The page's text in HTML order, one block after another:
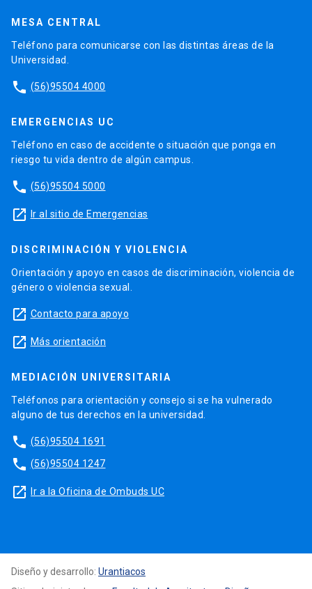
MESA CENTRAL
Teléfono para comunicarse con las distintas áreas de la
Universidad.
phone (56)95504 4000
EMERGENCIAS UC
Teléfono en caso de accidente o situación que ponga en
riesgo tu vida dentro de algún campus.
phone (56)95504 5000
launch Ir al sitio de Emergencias
DISCRIMINACIÓN Y VIOLENCIA
Orientación y apoyo en casos de discriminación, violencia de
género o violencia sexual.
launch Contacto para apoyo
launch Más orientación
MEDIACIÓN UNIVERSITARIA
Teléfonos para orientación y consejo si se ha vulnerado
alguno de tus derechos en la universidad.
phone (56)95504 1691
phone (56)95504 1247
launch Ir a la Oficina de Ombuds UC
Diseño y desarrollo: Urantiacos